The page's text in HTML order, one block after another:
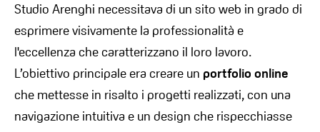
Studio Arenghi necessitava di un sito web in grado di
esprimere visivamente la professionalità e
l'eccellenza che caratterizzano il loro lavoro.
L’obiettivo principale era creare un portfolio online
che mettesse in risalto i progetti realizzati, con una
navigazione intuitiva e un design che rispecchiasse